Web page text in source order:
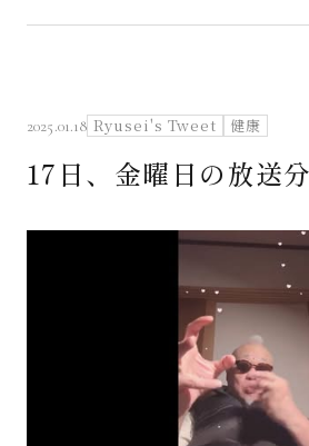
さえぐさ日誌
映像庫
特定商取引法に基づく表記
2025.01.18 Ryusei's Tweet 健康
17日、金曜日の放送